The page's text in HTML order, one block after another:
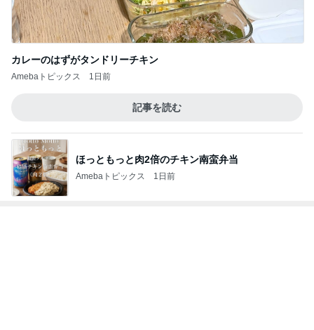
カレーのはずがタンドリーチキン
Amebaトピックス 1日前
記事を読む
ほっともっと肉2倍のチキン南蛮弁当
Amebaトピックス 1日前